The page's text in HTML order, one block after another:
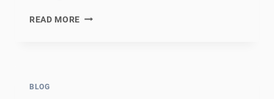
READ MORE PRECISION
BLOG